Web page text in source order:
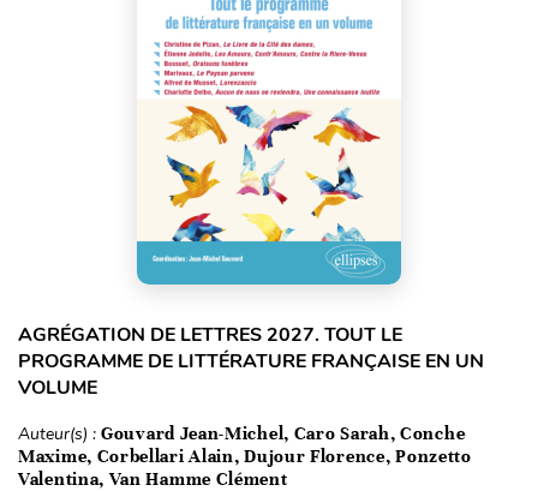
AGRÉGATION DE LETTRES 2027. TOUT LE
PROGRAMME DE LITTÉRATURE FRANÇAISE EN UN
VOLUME
Auteur(s) : Gouvard Jean-Michel, Caro Sarah, Conche
Maxime, Corbellari Alain, Dujour Florence, Ponzetto
Valentina, Van Hamme Clément